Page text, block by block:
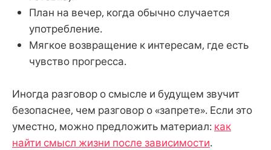
План на вечер, когда обычно случается
употребление.
Мягкое возвращение к интересам, где есть
чувство прогресса.
Иногда разговор о смысле и будущем звучит
безопаснее, чем разговор о «запрете». Если это
уместно, можно предложить материал: как
найти смысл жизни после зависимости.